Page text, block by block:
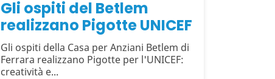
Gli ospiti del Betlem
realizzano Pigotte UNICEF
Gli ospiti della Casa per Anziani Betlem di
Ferrara realizzano Pigotte per l'UNICEF:
creatività e...